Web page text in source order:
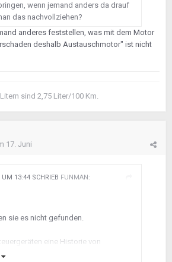
wenn jemand anders da drauf
das nachvollziehen?
anderes feststellen, was mit dem Motor
deshalb Austauschmotor" ist nicht
sind 2,75 Liter/100 Km.
17. Juni
13:44 SCHRIEB FUNMAN :
sie es nicht gefunden.
eine Historie von
geben, die mit geeigneten Geräten